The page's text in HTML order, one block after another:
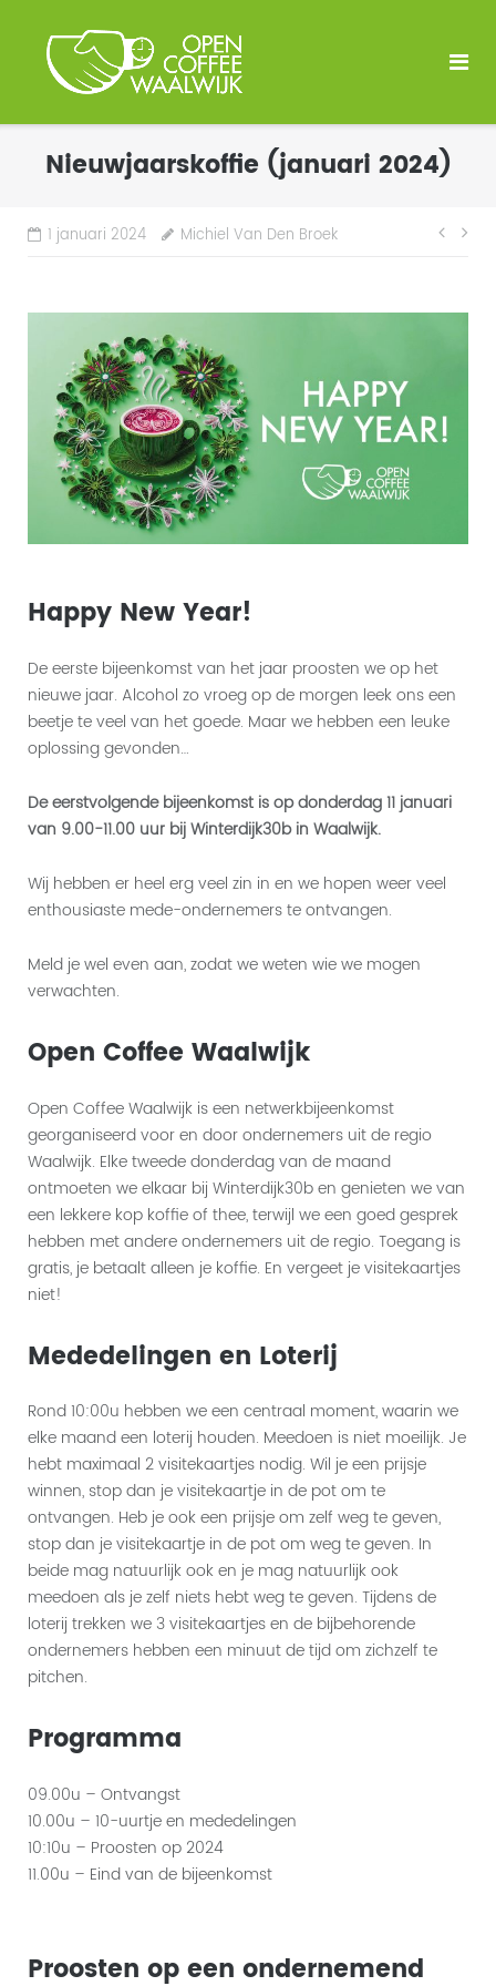
Nieuwjaarskoffie (januari 2024)
1 januari 2024 Michiel Van Den Broek
Happy New Year!
De eerste bijeenkomst van het jaar proosten we op het
nieuwe jaar. Alcohol zo vroeg op de morgen leek ons een
beetje te veel van het goede. Maar we hebben een leuke
oplossing gevonden…
De eerstvolgende bijeenkomst is op donderdag 11 januari
van 9.00-11.00 uur bij Winterdijk30b in Waalwijk.
Wij hebben er heel erg veel zin in en we hopen weer veel
enthousiaste mede-ondernemers te ontvangen.
Meld je wel even aan, zodat we weten wie we mogen
verwachten.
Open Coffee Waalwijk
Open Coffee Waalwijk is een netwerkbijeenkomst
georganiseerd voor en door ondernemers uit de regio
Waalwijk. Elke tweede donderdag van de maand
ontmoeten we elkaar bij Winterdijk30b en genieten we van
een lekkere kop koffie of thee, terwijl we een goed gesprek
hebben met andere ondernemers uit de regio. Toegang is
gratis, je betaalt alleen je koffie. En vergeet je visitekaartjes
niet!
Mededelingen en Loterij
Rond 10:00u hebben we een centraal moment, waarin we
elke maand een loterij houden. Meedoen is niet moeilijk. Je
hebt maximaal 2 visitekaartjes nodig. Wil je een prijsje
winnen, stop dan je visitekaartje in de pot om te
ontvangen. Heb je ook een prijsje om zelf weg te geven,
stop dan je visitekaartje in de pot om weg te geven. In
beide mag natuurlijk ook en je mag natuurlijk ook
meedoen als je zelf niets hebt weg te geven. Tijdens de
loterij trekken we 3 visitekaartjes en de bijbehorende
ondernemers hebben een minuut de tijd om zichzelf te
pitchen.
Programma
09.00u – Ontvangst
10.00u – 10-uurtje en mededelingen
10:10u – Proosten op 2024
11.00u – Eind van de bijeenkomst
Proosten op een ondernemend